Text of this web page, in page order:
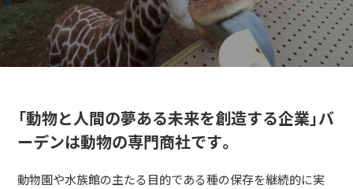
「動物と人間の夢ある未来を創造する企業」バ
ーデンは動物の専門商社です。
動物園や水族館の主たる目的である種の保存を継続的に実